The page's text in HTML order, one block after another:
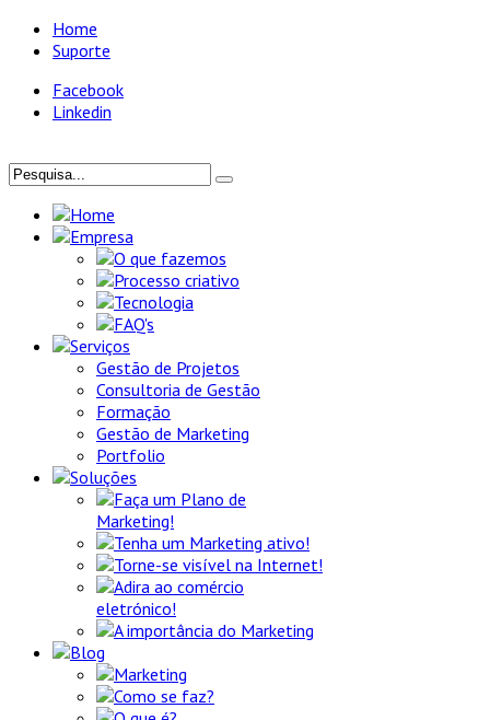
Home
Suporte
Facebook
Linkedin
Home
Empresa
O que fazemos
Processo criativo
Tecnologia
FAQ's
Serviços
Gestão de Projetos
Consultoria de Gestão
Formação
Gestão de Marketing
Portfolio
Soluções
Faça um Plano de
Marketing!
Tenha um Marketing ativo!
Torne-se visível na Internet!
Adira ao comércio
eletrónico!
A importância do Marketing
Blog
Marketing
Como se faz?